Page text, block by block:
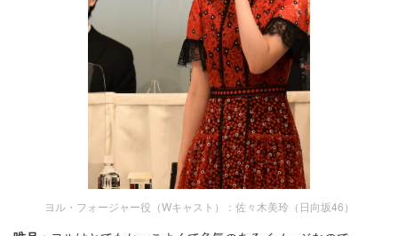
ヨル・フォージャー役（Wキャスト）：佐々木美玲（日向坂46）